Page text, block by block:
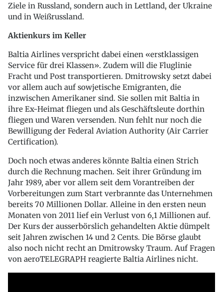
Ziele in Russland, sondern auch in Lettland, der Ukraine
und in Weißrussland.
Aktienkurs im Keller
Baltia Airlines verspricht dabei einen «erstklassigen
Service für drei Klassen». Zudem will die Fluglinie
Fracht und Post transportieren. Dmitrowsky setzt dabei
vor allem auch auf sowjetische Emigranten, die
inzwischen Amerikaner sind. Sie sollen mit Baltia in
ihre Ex-Heimat fliegen und als Geschäftsleute dorthin
fliegen und Waren versenden. Nun fehlt nur noch die
Bewilligung der Federal Aviation Authority (Air Carrier
Certification).
Doch noch etwas anderes könnte Baltia einen Strich
durch die Rechnung machen. Seit ihrer Gründung im
Jahr 1989, aber vor allem seit dem Vorantreiben der
Vorbereitungen zum Start verbrannte das Unternehmen
bereits 70 Millionen Dollar. Alleine in den ersten neun
Monaten von 2011 lief ein Verlust von 6,1 Millionen auf.
Der Kurs der ausserbörslich gehandelten Aktie dümpelt
seit Jahren zwischen 14 und 2 Cents. Die Börse glaubt
also noch nicht recht an Dmitrowsky Traum. Auf Fragen
von aeroTELEGRAPH reagierte Baltia Airlines nicht.